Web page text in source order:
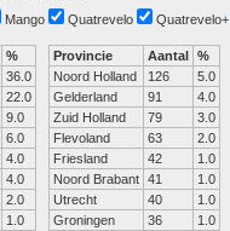
Mango Quatrevelo Quatrevelo+
%
36.0
22.0
9.0
6.0
4.0
4.0
2.0
1.0
Provincie Aantal %
Noord Holland
126
5.0
Gelderland
91
4.0
Zuid Holland
79
3.0
Flevoland
63
2.0
Friesland
42
1.0
Noord Brabant 41
1.0
Utrecht
40
1.0
Groningen
36
1.0